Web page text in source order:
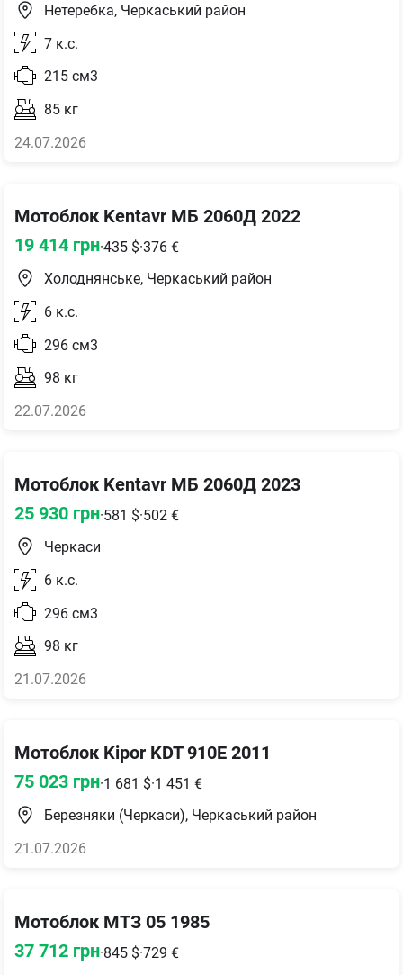
Нетеребка, Черкаський район
7 к.с.
215 см3
85 кг
24.07.2026
Мотоблок Kentavr МБ 2060Д 2022
19 414 грн·435 $·376 €
Холоднянське, Черкаський район
6 к.с.
296 см3
98 кг
22.07.2026
Мотоблок Kentavr МБ 2060Д 2023
25 930 грн·581 $·502 €
Черкаси
6 к.с.
296 см3
98 кг
21.07.2026
Мотоблок Kipor KDT 910E 2011
75 023 грн·1 681 $·1 451 €
Березняки (Черкаси), Черкаський район
21.07.2026
Мотоблок МТЗ 05 1985
37 712 грн·845 $·729 €